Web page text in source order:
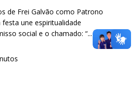
de Frei Galvão como Patrono
une espiritualidade
social e o chamado: “...